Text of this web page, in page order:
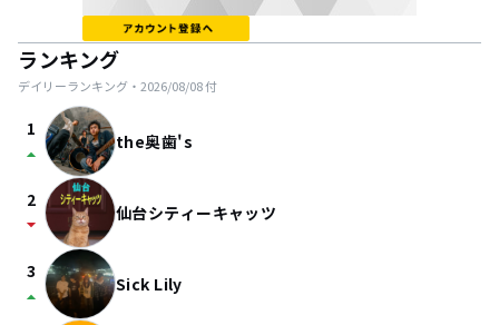
ランキング
デイリーランキング・ 2026/08/08付
1
arrow_drop_up the奥歯's
2
arrow_drop_down 仙台シティーキャッツ
3
arrow_drop_up Sick Lily